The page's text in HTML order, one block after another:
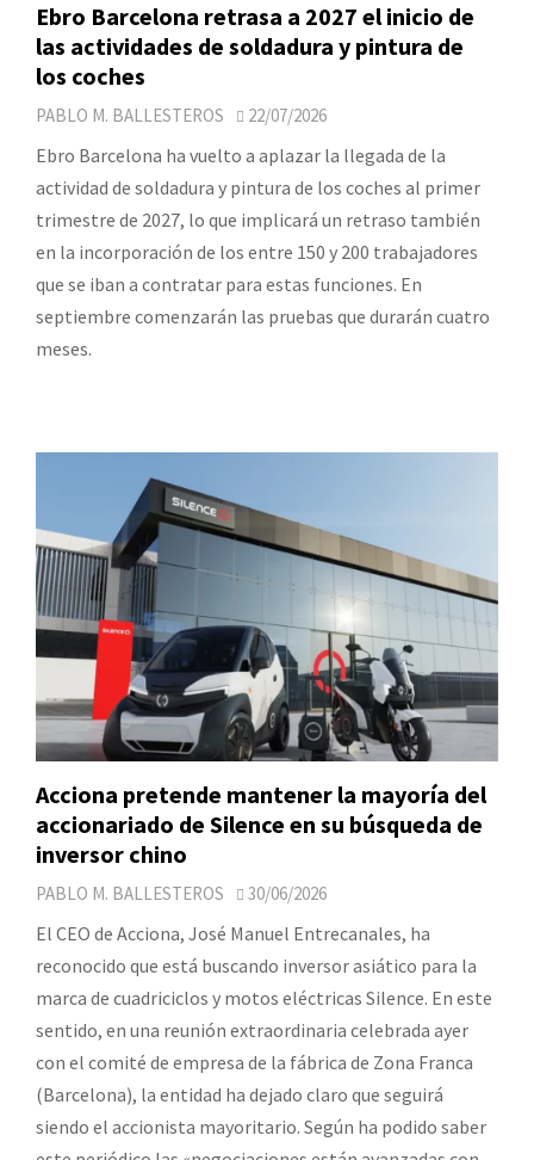
Ebro Barcelona retrasa a 2027 el inicio de
las actividades de soldadura y pintura de
los coches
PABLO M. BALLESTEROS 22/07/2026
Ebro Barcelona ha vuelto a aplazar la llegada de la
actividad de soldadura y pintura de los coches al primer
trimestre de 2027, lo que implicará un retraso también
en la incorporación de los entre 150 y 200 trabajadores
que se iban a contratar para estas funciones. En
septiembre comenzarán las pruebas que durarán cuatro
meses.
Acciona pretende mantener la mayoría del
accionariado de Silence en su búsqueda de
inversor chino
PABLO M. BALLESTEROS 30/06/2026
El CEO de Acciona, José Manuel Entrecanales, ha
reconocido que está buscando inversor asiático para la
marca de cuadriciclos y motos eléctricas Silence. En este
sentido, en una reunión extraordinaria celebrada ayer
con el comité de empresa de la fábrica de Zona Franca
(Barcelona), la entidad ha dejado claro que seguirá
siendo el accionista mayoritario. Según ha podido saber